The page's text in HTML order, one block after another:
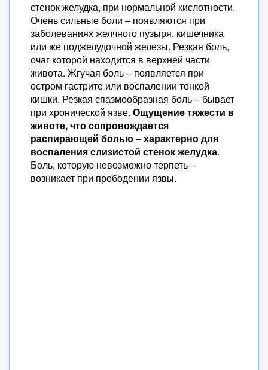
стенок желудка, при нормальной кислотности.
Очень сильные боли – появляются при
заболеваниях желчного пузыря, кишечника
или же поджелудочной железы. Резкая боль,
очаг которой находится в верхней части
живота. Жгучая боль – появляется при
остром гастрите или воспалении тонкой
кишки. Резкая спазмообразная боль – бывает
при хронической язве. Ощущение тяжести в
животе, что сопровождается
распирающей болью – характерно для
воспаления слизистой стенок желудка.
Боль, которую невозможно терпеть –
возникает при прободении язвы.